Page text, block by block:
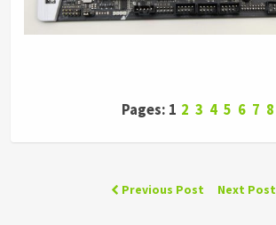
Pages: 1 2 3 4 5 6 7 8
Previous Post Next Post